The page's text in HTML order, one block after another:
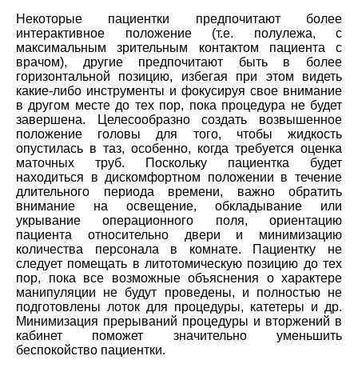
Некоторые пациентки предпочитают более
интерактивное положение (т.е. полулежа, с
максимальным зрительным контактом пациента с
врачом), другие предпочитают быть в более
горизонтальной позицию, избегая при этом видеть
какие-либо инструменты и фокусируя свое внимание
в другом месте до тех пор, пока процедура не будет
завершена. Целесообразно создать возвышенное
положение головы для того, чтобы жидкость
опустилась в таз, особенно, когда требуется оценка
маточных труб. Поскольку пациентка будет
находиться в дискомфортном положении в течение
длительного периода времени, важно обратить
внимание на освещение, обкладывание или
укрывание операционного поля, ориентацию
пациента относительно двери и минимизацию
количества персонала в комнате. Пациентку не
следует помещать в литотомическую позицию до тех
пор, пока все возможные объяснения о характере
манипуляции не будут проведены, и полностью не
подготовлены лоток для процедуры, катетеры и др.
Минимизация прерываний процедуры и вторжений в
кабинет поможет значительно уменьшить
беспокойство пациентки.